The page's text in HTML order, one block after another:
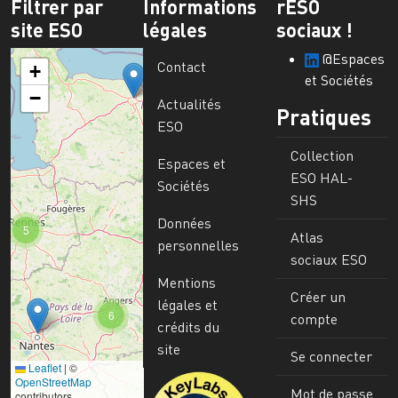
Filtrer par
site ESO
6
5
+
−
Leaflet | ©
OpenStreetMap
Informations
légales
Contact
Actualités
ESO
Espaces et
Sociétés
Données
personnelles
Mentions
légales et
crédits du
site
Image
rESO
sociaux !
@Espaces
et Sociétés
Pratiques
Collection
ESO HAL-
SHS
Atlas
sociaux ESO
Créer un
compte
Se connecter
Mot de passe